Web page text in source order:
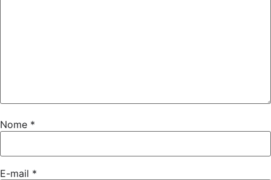
Nome *
E-mail *